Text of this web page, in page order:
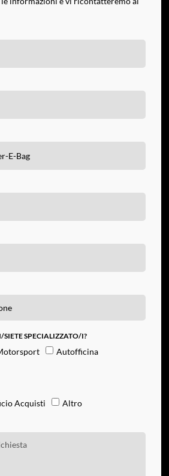
SIETE SPECIALIZZATO/I?
Autofficina
Acquisti Altro